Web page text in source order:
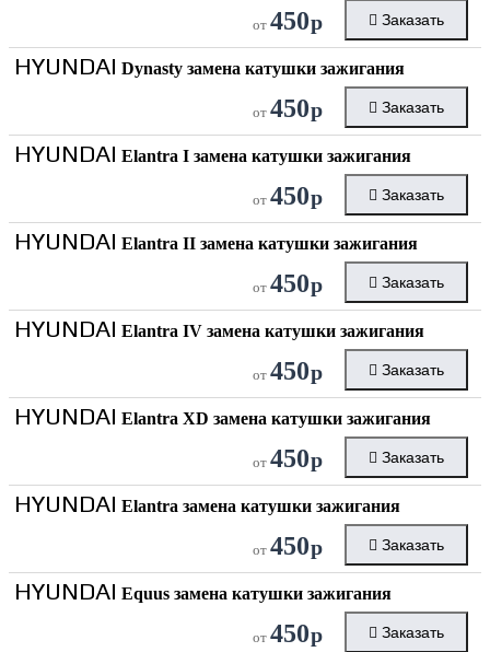
от 450р Заказать
HYUNDAI Dynasty замена катушки зажигания
от 450р Заказать
HYUNDAI Elantra I замена катушки зажигания
от 450р Заказать
HYUNDAI Elantra II замена катушки зажигания
от 450р Заказать
HYUNDAI Elantra IV замена катушки зажигания
от 450р Заказать
HYUNDAI Elantra XD замена катушки зажигания
от 450р Заказать
HYUNDAI Elantra замена катушки зажигания
от 450р Заказать
HYUNDAI Equus замена катушки зажигания
от 450р Заказать